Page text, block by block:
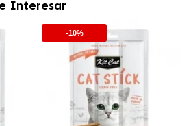
Interesar
-10%